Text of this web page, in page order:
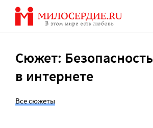
Перейти
содержанию
Сюжет: Безопасность
в интернете
Все сюжеты